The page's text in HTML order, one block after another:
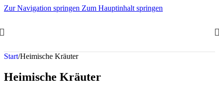
Zur Navigation springen Zum Hauptinhalt springen
Start/Heimische Kräuter
Heimische Kräuter